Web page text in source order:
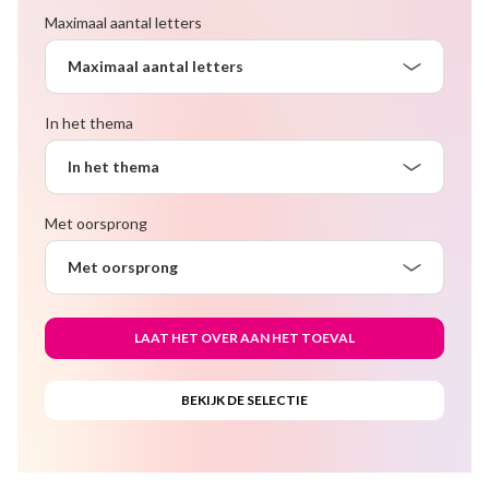
Maximaal aantal letters
Maximaal aantal letters
In het thema
In het thema
Met oorsprong
Met oorsprong